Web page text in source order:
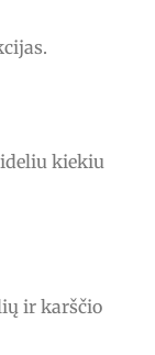
kiekiu
ir karščio